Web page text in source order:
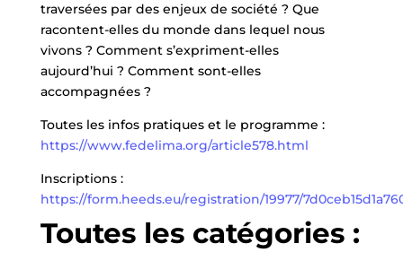
traversées par des enjeux de société ? Que
racontent-elles du monde dans lequel nous
vivons ? Comment s’expriment-elles
aujourd’hui ? Comment sont-elles
accompagnées ?
Toutes les infos pratiques et le programme :
https://www.fedelima.org/article578.html
Inscriptions :
https://form.heeds.eu/registration/19977/
Toutes les catégories :